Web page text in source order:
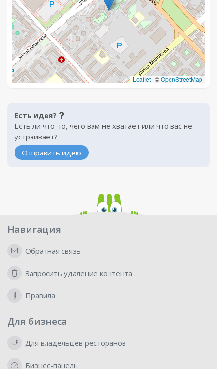
Leaflet | ©OpenStreetMap
Есть идея?
Есть ли что-то, чего вам не хватает или что вас не
устраивает?
Отправить идею
Навигация
Обратная связь
Запросить удаление контента
Правила
Для бизнеса
Для владельцев ресторанов
Бизнес-панель